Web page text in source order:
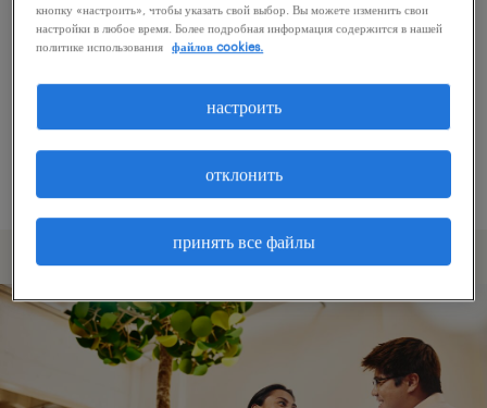
Учтите возможность расширения диапазона
вокруг местонахождения.
Измените название должности или ключевые
слова и проверьте, правильно ли они
написаны.
кнопку «настроить», чтобы указать свой выбор. Вы можете изменить свои
настройки в любое время. Более подробная информация содержится в нашей
политике использования
файлов cookies.
принять все файлы
отклонить
настроить